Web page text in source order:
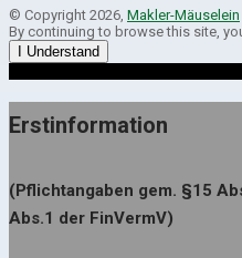
© Copyright 2026, Makler-Mäuselein
By continuing to browse this site,
I Understand
Erstinformation
(Pflichtangaben gem. §15
Abs.1 der FinVermV)